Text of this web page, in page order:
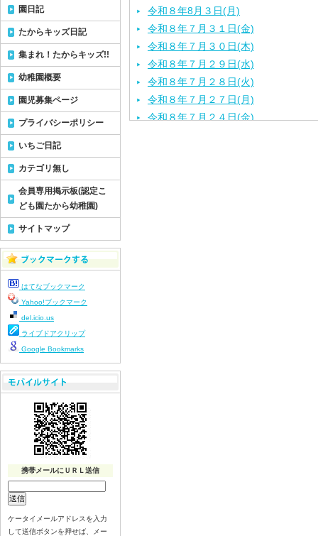
令和８年8月３日(月)
令和８年７月３１日(金)
令和８年７月３０日(木)
令和８年７月２９日(水)
令和８年７月２８日(火)
令和８年７月２７日(月)
令和８年７月２４日(金)
園日記
たからキッズ日記
集まれ！たからキッズ!!
幼稚園概要
園児募集ページ
プライバシーポリシー
いちご日記
カテゴリ無し
会員専用掲示板(認定こ
ども園たから幼稚園)
サイトマップ
はてなブックマーク
Yahoo!ブックマーク
del.icio.us
ライブドアクリップ
Google Bookmarks
携帯メールにＵＲＬ送信
ケータイメールアドレスを入力
して送信ボタンを押せば、メー